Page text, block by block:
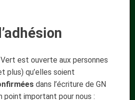
est ouverte aux personnes
plus) qu’elles soient
dans l’écriture de GN
point important pour nous :